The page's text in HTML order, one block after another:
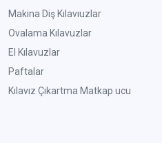
Makina Diş Kılavıuzlar
Ovalama Kılavuzlar
El Kılavuzlar
Paftalar
Kılavız Çıkartma Matkap ucu